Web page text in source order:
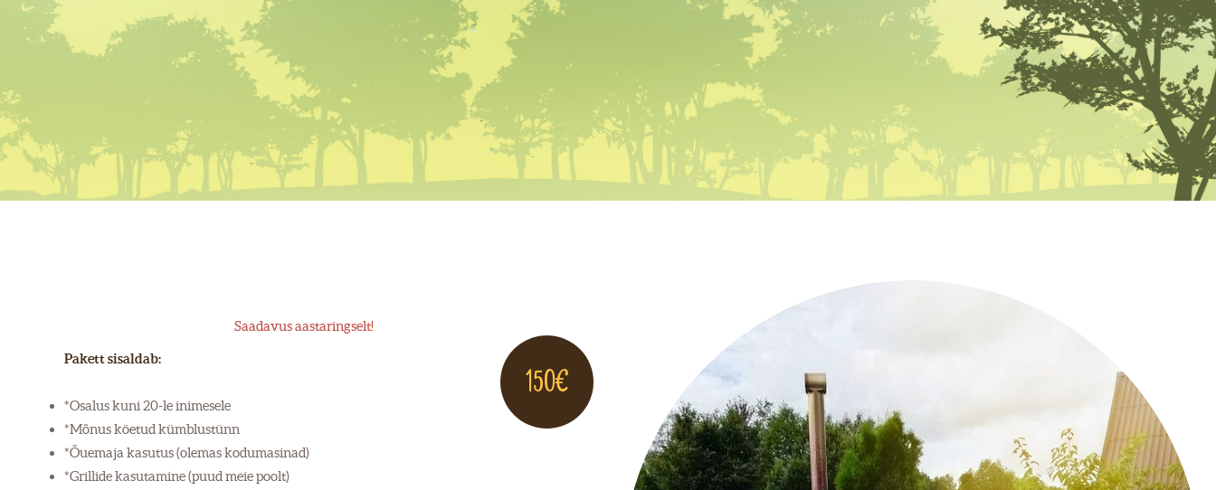
Saadavus aastaringselt!
150€
Pakett sisaldab:
*Osalus kuni 20-le inimesele
*Mõnus köetud kümblustünn
*Õuemaja kasutus (olemas kodumasinad)
*Grillide kasutamine (puud meie poolt)